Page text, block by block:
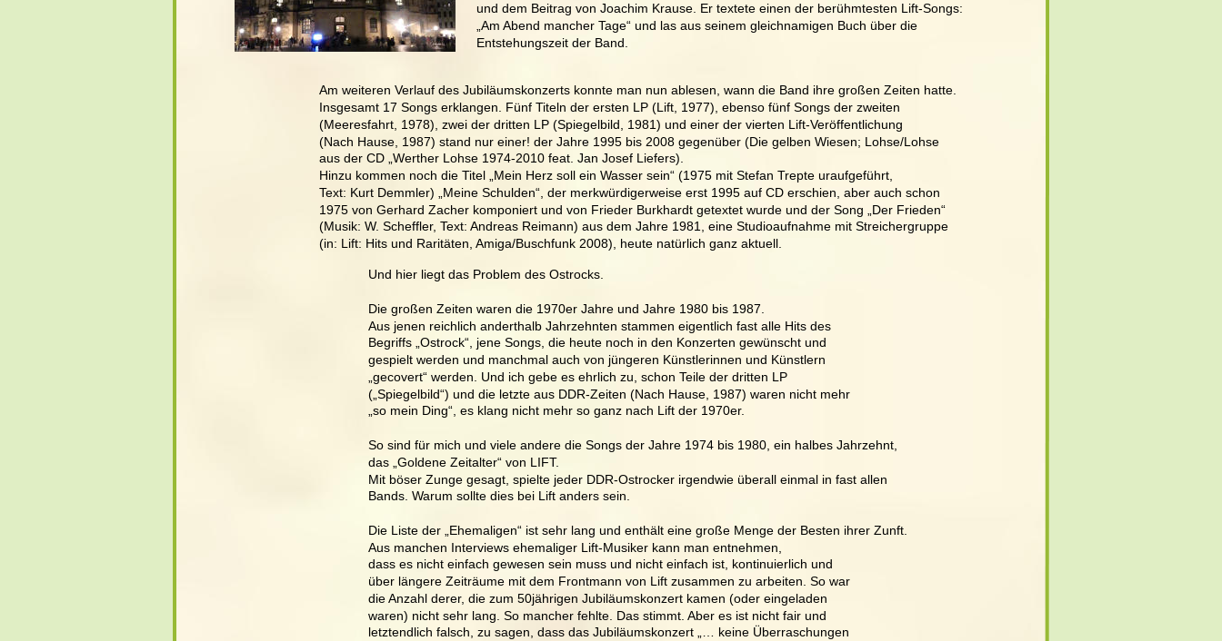
und dem Beitrag von Joachim Krause. Er textete einen der berühmtesten Lift-Songs:
„Am Abend mancher Tage“ und las aus seinem gleichnamigen Buch über die
Entstehungszeit der Band.
Am weiteren Verlauf des Jubiläumskonzerts konnte man nun ablesen, wann die Band ihre großen Zeiten hatte.
Insgesamt 17 Songs erklangen. Fünf Titeln der ersten LP (Lift, 1977), ebenso fünf Songs der zweiten
(Meeresfahrt, 1978), zwei der dritten LP (Spiegelbild, 1981) und einer der vierten Lift-Veröffentlichung
(Nach Hause, 1987) stand nur einer! der Jahre 1995 bis 2008 gegenüber (Die gelben Wiesen; Lohse/Lohse
aus der CD „Werther Lohse 1974-2010 feat. Jan Josef Liefers).
Hinzu kommen noch die Titel „Mein Herz soll ein Wasser sein“ (1975 mit Stefan Trepte uraufgeführt,
Text: Kurt Demmler) „Meine Schulden“, der merkwürdigerweise erst 1995 auf CD erschien, aber auch schon
1975 von Gerhard Zacher komponiert und von Frieder Burkhardt getextet wurde und der Song „Der Frieden“
(Musik: W. Scheffler, Text: Andreas Reimann) aus dem Jahre 1981, eine Studioaufnahme mit Streichergruppe
(in: Lift: Hits und Raritäten, Amiga/Buschfunk 2008), heute natürlich ganz aktuell.
Und hier liegt das Problem des Ostrocks.
Die großen Zeiten waren die 1970er Jahre und Jahre 1980 bis 1987.
Aus jenen reichlich anderthalb Jahrzehnten stammen eigentlich fast alle Hits des
Begriffs „Ostrock“, jene Songs, die heute noch in den Konzerten gewünscht und
gespielt werden und manchmal auch von jüngeren Künstlerinnen und Künstlern
„gecovert“ werden. Und ich gebe es ehrlich zu, schon Teile der dritten LP
(„Spiegelbild“) und die letzte aus DDR-Zeiten (Nach Hause, 1987) waren nicht mehr
„so mein Ding“, es klang nicht mehr so ganz nach Lift der 1970er.
So sind für mich und viele andere die Songs der Jahre 1974 bis 1980, ein halbes Jahrzehnt,
das „Goldene Zeitalter“ von LIFT.
Mit böser Zunge gesagt, spielte jeder DDR-Ostrocker irgendwie überall einmal in fast allen
Bands. Warum sollte dies bei Lift anders sein.
Die Liste der „Ehemaligen“ ist sehr lang und enthält eine große Menge der Besten ihrer Zunft.
Aus manchen Interviews ehemaliger Lift-Musiker kann man entnehmen,
dass es nicht einfach gewesen sein muss und nicht einfach ist, kontinuierlich und
über längere Zeiträume mit dem Frontmann von Lift zusammen zu arbeiten. So war
die Anzahl derer, die zum 50jährigen Jubiläumskonzert kamen (oder eingeladen
waren) nicht sehr lang. So mancher fehlte. Das stimmt. Aber es ist nicht fair und
letztendlich falsch, zu sagen, dass das Jubiläumskonzert „… keine Überraschungen